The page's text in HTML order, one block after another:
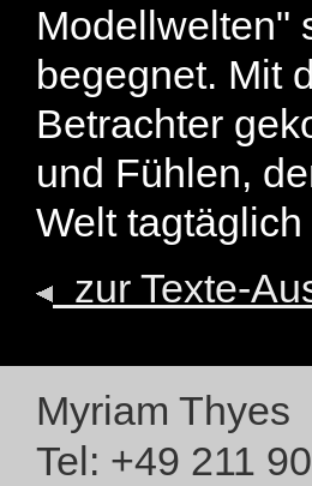
Modellwelten"
begegnet. Mit
Betrachter
und Fühlen,
Welt
zur Texte-
Myriam Thyes
Tel: +49 211